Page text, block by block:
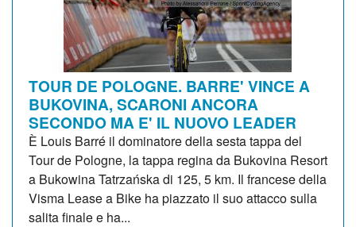
TOUR DE POLOGNE. BARRE' VINCE A
BUKOVINA, SCARONI ANCORA
SECONDO MA E' IL NUOVO LEADER
È Louis Barré il dominatore della sesta tappa del
Tour de Pologne, la tappa regina da Bukovina Resort
a Bukowina Tatrzańska di 125, 5 km. Il francese della
Visma Lease a Bike ha piazzato il suo attacco sulla
salita finale e ha...